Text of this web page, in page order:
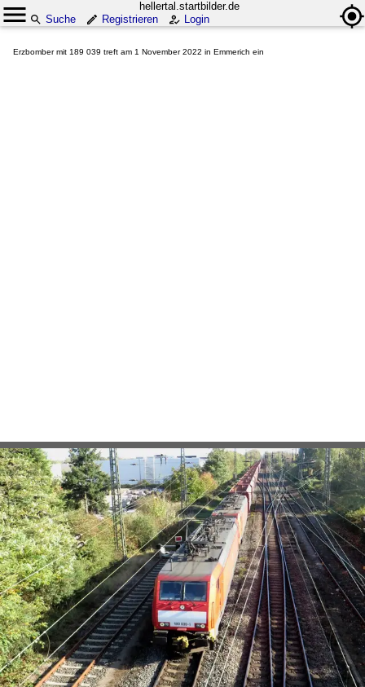
hellertal.startbilder.de
Suche
Registrieren Login
Erzbomber mit 189 039 treft am 1 November 2022 in Emmerich ein